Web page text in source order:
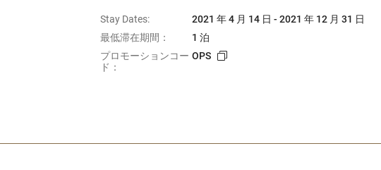
Stay Dates:
2021 年 4 月 14 日 - 2021 年 12 月 31 日
最低滞在期間：
1 泊
プロモーションコー
ド：
OPS